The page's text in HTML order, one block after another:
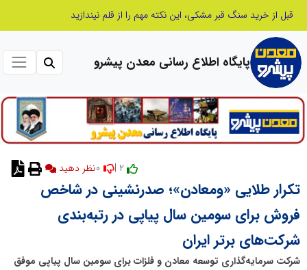
قبل از خرید سنگ قبر مشکی، این نکته مهم را از قلم نیندازید
پایگاه اطلاع رسانی معدن پیشرو
تکرار طلایی «ومعادن»؛ صدرنشینی در شاخص
فروش برای سومین سال پیاپی در رتبه‌بندی
شرکت‌های برتر ایران
شرکت سرمایه‌گذاری توسعه معادن و فلزات برای سومین سال پیاپی موفق